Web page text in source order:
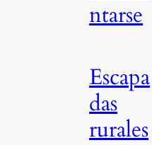
ntarse
Escapa
das
rurales